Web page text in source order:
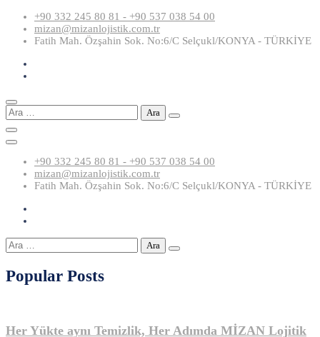
Skip
content
+90 332 245 80 81 - +90 537 038 54 00
mizan@mizanlojistik.com.tr
Fatih Mah. Özşahin Sok. No:6/C Selçukl/KONYA - TÜRKİYE
Arama:
+90 332 245 80 81 - +90 537 038 54 00
mizan@mizanlojistik.com.tr
Fatih Mah. Özşahin Sok. No:6/C Selçukl/KONYA - TÜRKİYE
Arama:
Popular Posts
Her Yükte aynı Temizlik, Her Adımda MİZAN Lojitik